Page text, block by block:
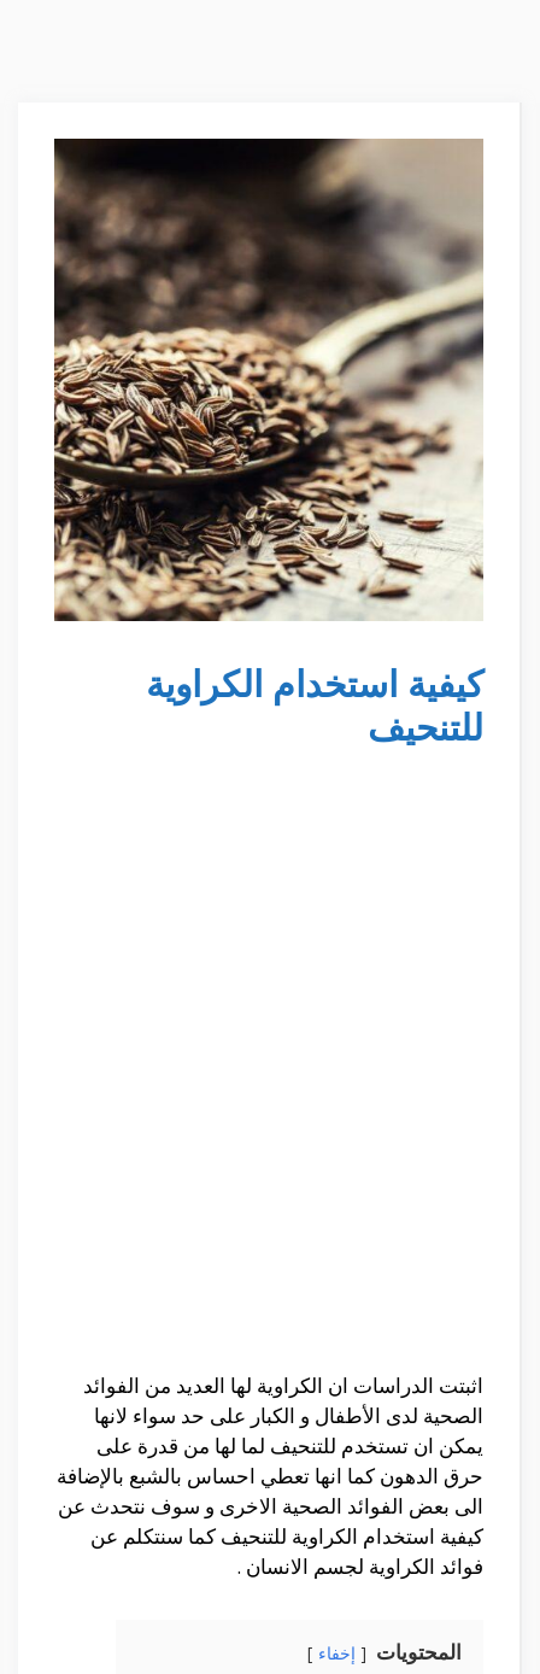
كيفية استخدام الكراوية
للتنحيف
اثبتت الدراسات ان الكراوية لها العديد من الفوائد
الصحية لدى الأطفال و الكبار على حد سواء لانها
يمكن ان تستخدم للتنحيف لما لها من قدرة على
حرق الدهون كما انها تعطي احساس بالشبع بالإضافة
الى بعض الفوائد الصحية الاخرى و سوف نتحدث عن
كيفية استخدام الكراوية للتنحيف كما سنتكلم عن
فوائد الكراوية لجسم الانسان .
المحتويات إخفاء